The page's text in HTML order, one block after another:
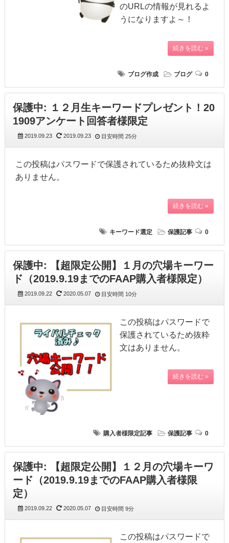
のURLの情報が見れるよ
うになりますよ～！
続きを読む »
ブログ作成 ブログ 0
保護中: １２月生キーワードプレゼント！20
1909アンケート回答者様限定
2019.09.23 2019.09.23 目安時間 25分
この投稿はパスワードで保護されているため抜粋文は
ありません。
続きを読む »
キーワード選定 保護記事 0
保護中: 【超限定公開】１月の穴場キーワー
ド（2019.9.19までのFAAP購入者様限定）
2019.09.22 2020.05.07 目安時間 10分
この投稿はパスワードで
保護されているため抜粋
文はありません。
続きを読む »
購入者様限定記事 保護記事 0
保護中: 【超限定公開】１２月の穴場キーワ
ード（2019.9.19までのFAAP購入者様限
定）
2019.09.22 2020.05.07 目安時間 9分
この投稿はパスワードで